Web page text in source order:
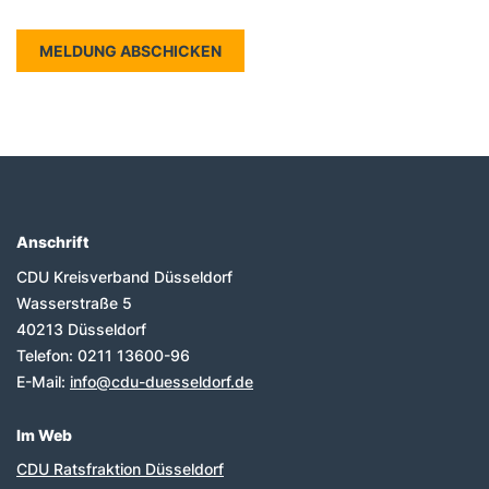
Fußbereich
Anschrift
CDU Kreisverband Düsseldorf
Wasserstraße 5
40213 Düsseldorf
Telefon: 0211 13600-96
E-Mail: info@cdu-duesseldorf.de
Im Web
CDU Ratsfraktion Düsseldorf